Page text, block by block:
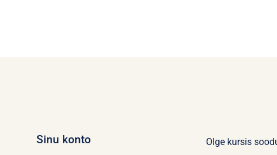
Sinu konto
Olge kursis